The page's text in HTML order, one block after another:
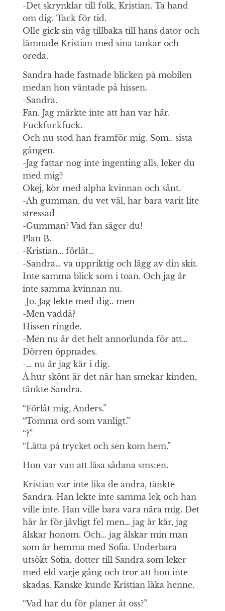
-Det skrynklar till folk, Kristian. Ta hand
om dig. Tack för tid.
Olle gick sin väg tillbaka till hans dator och
lämnade Kristian med sina tankar och
oreda.
Sandra hade fastnade blicken på mobilen
medan hon väntade på hissen.
-Sandra.
Fan. Jag märkte inte att han var här.
Fuckfuckfuck.
Och nu stod han framför mig. Som.. sista
gången.
-Jag fattar nog inte ingenting alls, leker du
med mig?
Okej, kör med alpha kvinnan och sånt.
-Ah gumman, du vet väl, har bara varit lite
stressad-
-Gumman? Vad fan säger du!
Plan B.
-Kristian… förlåt…
-Sandra… va uppriktig och lägg av din skit.
Inte samma blick som i toan. Och jag är
inte samma kvinnan nu.
-Jo. Jag lekte med dig.. men –
-Men vaddå?
Hissen ringde.
-Men nu är det helt annorlunda för att…
Dörren öppnades.
-… nu är jag kär i dig.
Å hur skönt är det när han smekar kinden,
tänkte Sandra.
“Förlåt mig, Anders.”
“Tomma ord som vanligt.”
“?”
“Lätta på trycket och sen kom hem.”
Hon var van att läsa sådana sms:en.
Kristian var inte lika de andra, tänkte
Sandra. Han lekte inte samma lek och han
ville inte. Han ville bara vara nära mig. Det
här är för jävligt fel men… jag är kär, jag
älskar honom. Och… jag älskar min man
som är hemma med Sofia. Underbara
utsökt Sofia, dotter till Sandra som leker
med eld varje gång och tror att hon inte
skadas. Kanske kunde Kristian läka henne.
“Vad har du för planer åt oss?”